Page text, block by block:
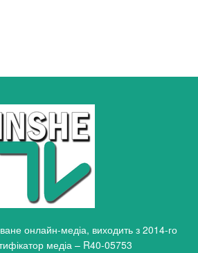
онлайн-медіа, виходить з 2014-го
медіа – R40-05753